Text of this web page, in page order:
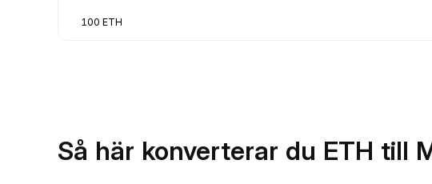
100 ETH
Så här konverterar du ETH till